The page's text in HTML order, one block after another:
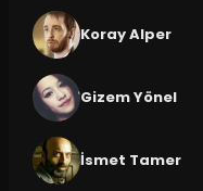
Koray Alper
Gizem Yönel
İsmet Tamer